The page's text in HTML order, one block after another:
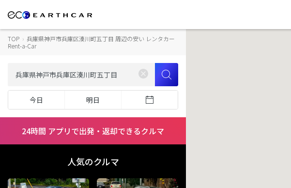
TOP › 兵庫県神戸市兵庫区湊川町五丁目 周辺の安い レンタカー
Rent-a-Car
今日 明日
24時間 アプリで出発・返却できるクルマ
人気のクルマ